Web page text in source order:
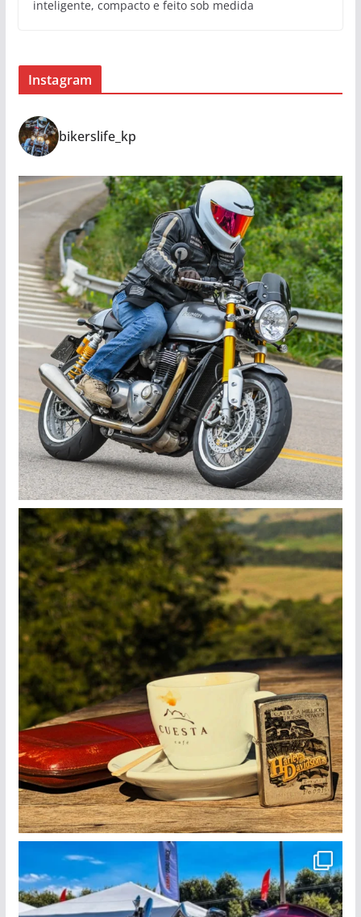
inteligente, compacto e feito sob medida
Instagram
bikerslife_kp